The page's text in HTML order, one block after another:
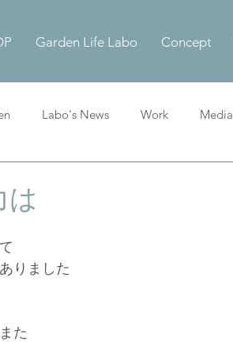
Garden Life Labo Concept
Labo's News Work Media
は
りました
た